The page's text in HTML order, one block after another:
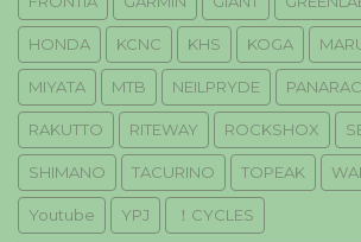
HONDA KCNC KHS KOGA
MIYATA MTB NEILPRYDE
RAKUTTO RITEWAY ROCKSHOX
SHIMANO TACURINO TOPEAK
Youtube YPJ ！CYCLES